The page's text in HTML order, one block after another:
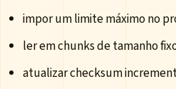
impor um limite máximo no
ler em chunks de tamanho
atualizar checksum